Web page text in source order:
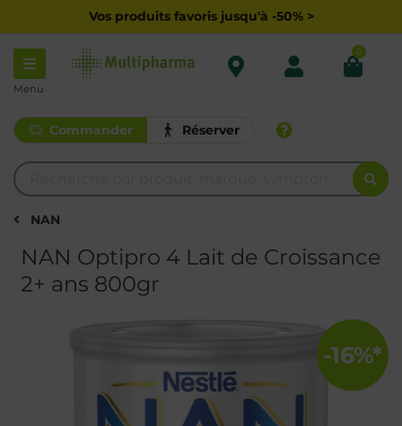
Vos produits favoris jusqu'à -50% >
Menu
0
Commander Réserver
NAN
NAN Optipro 4 Lait de Croissance
2+ ans 800gr
-16%*